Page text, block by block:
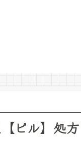
ピル】処